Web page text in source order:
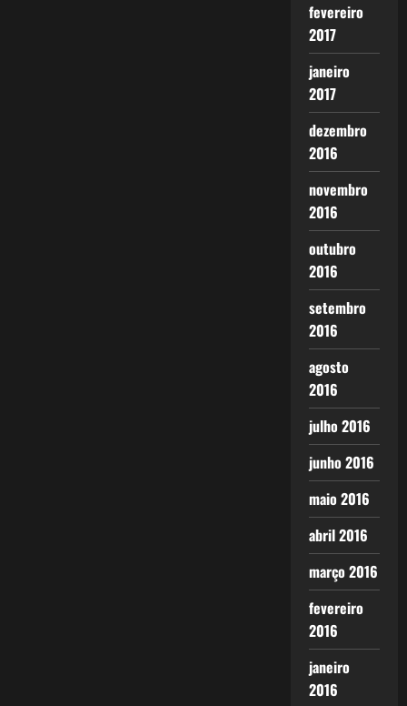
fevereiro
2017
janeiro
2017
dezembro
2016
novembro
2016
outubro
2016
setembro
2016
agosto
2016
julho 2016
junho 2016
maio 2016
abril 2016
março 2016
fevereiro
2016
janeiro
2016